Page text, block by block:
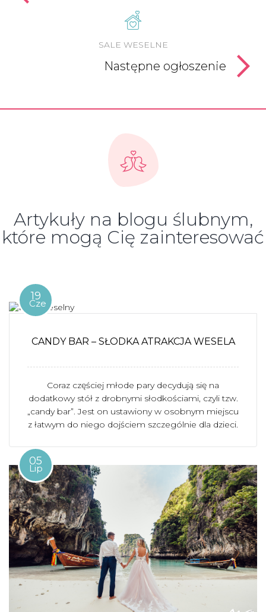
SALE WESELNE
Następne ogłoszenie
Artykuły na blogu ślubnym,
które mogą Cię zainteresować
19
Cze
CANDY BAR – SŁODKA ATRAKCJA WESELA
Coraz częściej młode pary decydują się na
dodatkowy stół z drobnymi słodkościami, czyli tzw.
„candy bar”. Jest on ustawiony w osobnym miejscu
z łatwym do niego dojściem szczególnie dla dzieci.
05
Lip